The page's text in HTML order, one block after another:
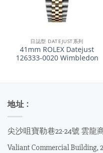
日誌型 DATEJUST系列
41mm ROLEX Datejust
126333-0020 Wimbledon
地址 :
尖沙咀寶勒巷22-24號 雲龍
Valiant Commercial Building,